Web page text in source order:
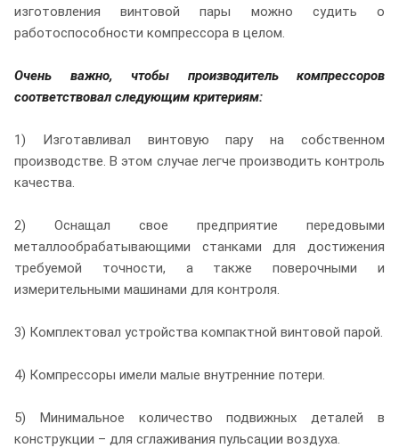
изготовления винтовой пары можно судить о
работоспособности компрессора в целом.
Очень важно, чтобы производитель компрессоров
соответствовал следующим критериям:
1) Изготавливал винтовую пару на собственном
производстве. В этом случае легче производить контроль
качества.
2) Оснащал свое предприятие передовыми
металлообрабатывающими станками для достижения
требуемой точности, а также поверочными и
измерительными машинами для контроля.
3) Комплектовал устройства компактной винтовой парой.
4) Компрессоры имели малые внутренние потери.
5) Минимальное количество подвижных деталей в
конструкции – для сглаживания пульсации воздуха.